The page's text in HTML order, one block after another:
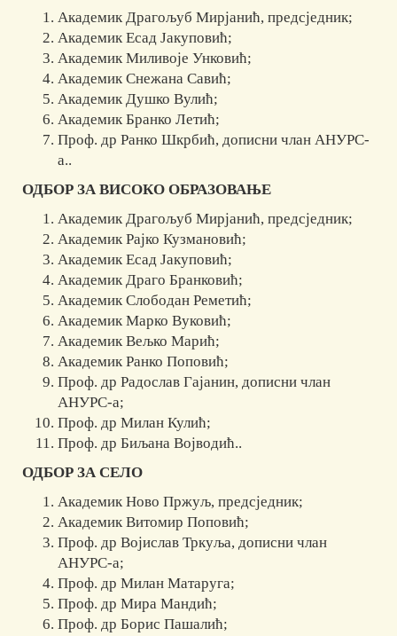
Академик Драгољуб Мирјанић, предсједник;
Академик Есад Јакуповић;
Академик Миливоје Унковић;
Академик Снежана Савић;
Академик Душко Вулић;
Академик Бранко Летић;
Проф. др Ранко Шкрбић, дописни члан АНУРС-
а..
ОДБОР ЗА ВИСОКО ОБРАЗОВАЊЕ
Академик Драгољуб Мирјанић, предсједник;
Академик Рајко Кузмановић;
Академик Есад Јакуповић;
Академик Драго Бранковић;
Академик Слободан Реметић;
Академик Марко Вуковић;
Академик Вељко Марић;
Академик Ранко Поповић;
Проф. др Радослав Гајанин, дописни члан
АНУРС-а;
Проф. др Милан Кулић;
Проф. др Биљана Војводић..
ОДБОР ЗА СЕЛО
Академик Ново Пржуљ, предсједник;
Академик Витомир Поповић;
Проф. др Војислав Тркуља, дописни члан
АНУРС-а;
Проф. др Милан Матаруга;
Проф. др Мира Мандић;
Проф. др Борис Пашалић;